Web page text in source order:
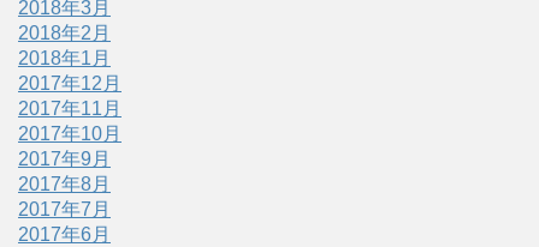
2018年3月
2018年2月
2018年1月
2017年12月
2017年11月
2017年10月
2017年9月
2017年8月
2017年7月
2017年6月